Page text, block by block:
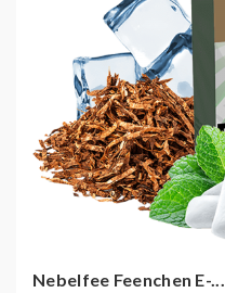
Nebelfee Feenchen E-...